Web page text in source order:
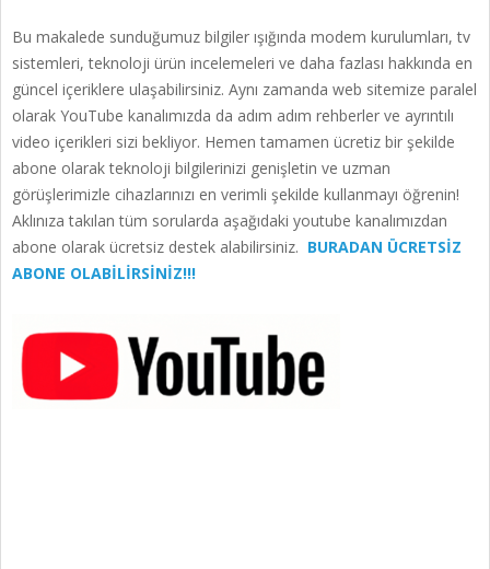
Bu makalede sunduğumuz bilgiler ışığında modem kurulumları, tv
sistemleri, teknoloji ürün incelemeleri ve daha fazlası hakkında en
güncel içeriklere ulaşabilirsiniz. Aynı zamanda web sitemize paralel
olarak YouTube kanalımızda da adım adım rehberler ve ayrıntılı
video içerikleri sizi bekliyor. Hemen tamamen ücretiz bir şekilde
abone olarak teknoloji bilgilerinizi genişletin ve uzman
görüşlerimizle cihazlarınızı en verimli şekilde kullanmayı öğrenin!
Aklınıza takılan tüm sorularda aşağıdaki youtube kanalımızdan
abone olarak ücretsiz destek alabilirsiniz. BURADAN ÜCRETSİZ
ABONE OLABİLİRSİNİZ!!!